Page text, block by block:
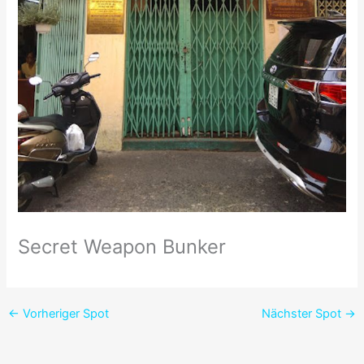
Secret Weapon Bunker
← Vorheriger Spot Nächster Spot →